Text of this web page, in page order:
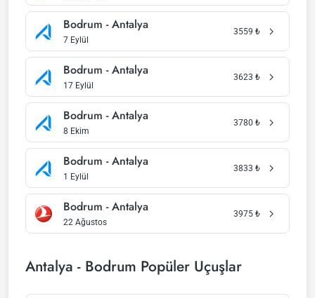
Bodrum - Antalya
7 Eylül
3559 ₺
Bodrum - Antalya
17 Eylül
3623 ₺
Bodrum - Antalya
8 Ekim
3780 ₺
Bodrum - Antalya
1 Eylül
3833 ₺
Bodrum - Antalya
22 Ağustos
3975 ₺
Antalya - Bodrum Popüler Uçuşlar